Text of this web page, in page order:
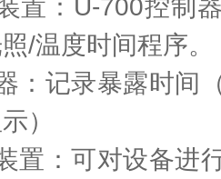
置：U-700控制
/温度时间程序。
：记录暴露时间
）
置：可对设备进